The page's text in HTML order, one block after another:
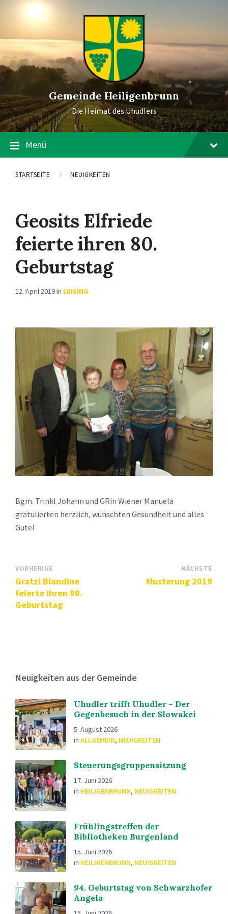
Gemeinde Heiligenbrunn
Die Heimat des Uhudlers
Menü
STARTSEITE NEUIGKEITEN
Geosits Elfriede
feierte ihren 80.
Geburtstag
12. April 2019in LUISING
Bgm. Trinkl Johann und GRin Wiener Manuela
gratulierten herzlich, wünschten Gesundheit und alles
Gute!
VORHERIGE
Gratzl Blandine
feierte ihren 90.
Geburtstag
NÄCHSTE
Musterung 2019
Neuigkeiten aus der Gemeinde
Uhudler trifft Uhudler – Der
Gegenbesuch in der Slowakei
5. August 2026
in ALLGEMEIN, NEUIGKEITEN
Steuerungsgruppensitzung
17. Juni 2026
in HEILIGENBRUNN, NEUIGKEITEN
Frühlingstreffen der
Bibliotheken Burgenland
15. Juni 2026
in HEILIGENBRUNN, NEUIGKEITEN
94. Geburtstag von Schwarzhofer
Angela